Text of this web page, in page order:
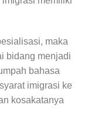
maka
bidang menjadi
bahasa
imigrasi ke
kosakatanya